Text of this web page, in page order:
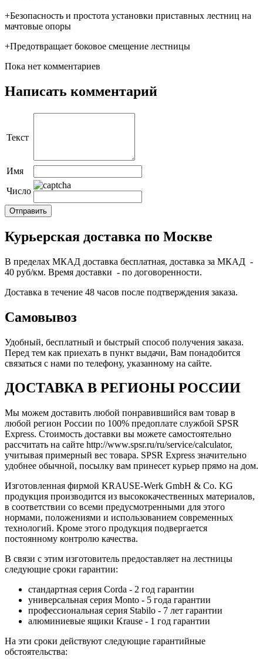
+Безопасность и простота установки приставных лестниц на
мачтовые опоры
+Предотвращает боковое смещение лестницы
Пока нет комментариев
Написать комментарий
Текст
Имя
Число
Курьерская доставка по Москве
В пределах МКАД доставка бесплатная, доставка за МКАД -
40 руб/км. Время доставки - по договоренности.
Доставка в течение 48 часов после подтверждения заказа.
Самовывоз
Удобный, бесплатный и быстрый способ получения заказа.
Перед тем как приехать в пункт выдачи, Вам понадобится
связаться с нами по телефону, указанному на сайте.
ДОСТАВКА В РЕГИОНЫ РОССИИ
Мы можем доставить любой понравившийся вам товар в
любой регион России по 100% предоплате службой SPSR
Express. Стоимость доставки вы можете самостоятельно
рассчитать на сайте http://www.spsr.ru/ru/service/calculator,
учитывая примерный вес товара. SPSR Express значительно
удобнее обычной, посылку вам принесет курьер прямо на дом.
Изготовленная фирмой KRAUSE-Werk GmbH & Со. KG
продукция производится из высококачественных материалов,
в соответствии со всеми предусмотренными для этого
нормами, положениями и использованием современных
технологий. Кроме этого продукция подвергается
постоянному контролю качества.
В связи с этим изготовитель предоставляет на лестницы
следующие сроки гарантии:
стандартная серия Corda - 2 год гарантии
универсальная серия Monto - 5 года гарантии
профессиональная серия Stabilo - 7 лет гарантии
алюминиевые ящики Krause - 1 год гарантии
На эти сроки действуют следующие гарантийные
обстоятельства: